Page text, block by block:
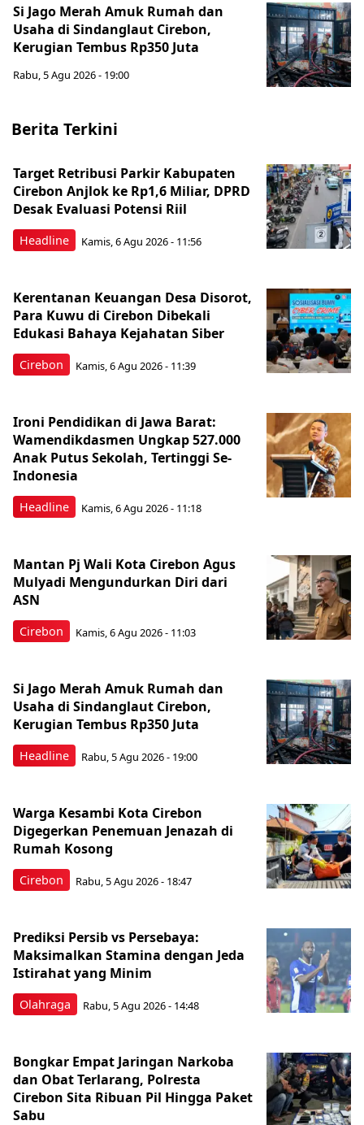
Si Jago Merah Amuk Rumah dan
Usaha di Sindanglaut Cirebon,
Kerugian Tembus Rp350 Juta
Rabu, 5 Agu 2026 - 19:00
Berita Terkini
Headline
Target Retribusi Parkir Kabupaten
Cirebon Anjlok ke Rp1,6 Miliar, DPRD
Desak Evaluasi Potensi Riil
Kamis, 6 Agu 2026 - 11:56
Cirebon
Kerentanan Keuangan Desa Disorot,
Para Kuwu di Cirebon Dibekali
Edukasi Bahaya Kejahatan Siber
Kamis, 6 Agu 2026 - 11:39
Headline
Ironi Pendidikan di Jawa Barat:
Wamendikdasmen Ungkap 527.000
Anak Putus Sekolah, Tertinggi Se-
Indonesia
Kamis, 6 Agu 2026 - 11:18
Cirebon
Mantan Pj Wali Kota Cirebon Agus
Mulyadi Mengundurkan Diri dari
ASN
Kamis, 6 Agu 2026 - 11:03
Headline
Si Jago Merah Amuk Rumah dan
Usaha di Sindanglaut Cirebon,
Kerugian Tembus Rp350 Juta
Rabu, 5 Agu 2026 - 19:00
Cirebon
Warga Kesambi Kota Cirebon
Digegerkan Penemuan Jenazah di
Rumah Kosong
Rabu, 5 Agu 2026 - 18:47
Olahraga
Prediksi Persib vs Persebaya:
Maksimalkan Stamina dengan Jeda
Istirahat yang Minim
Rabu, 5 Agu 2026 - 14:48
Bongkar Empat Jaringan Narkoba
dan Obat Terlarang, Polresta
Cirebon Sita Ribuan Pil Hingga Paket
Sabu